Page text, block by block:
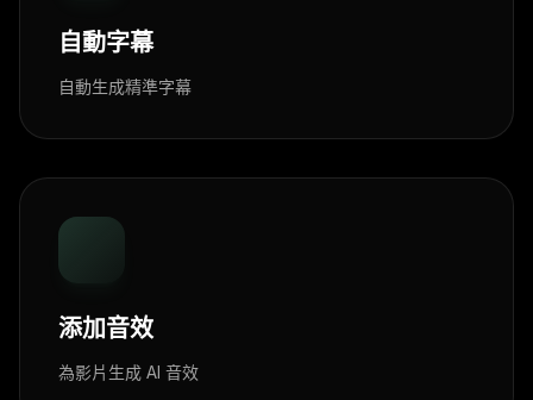
自動字幕
自動生成精準字幕
添加音效
為影片生成 AI 音效